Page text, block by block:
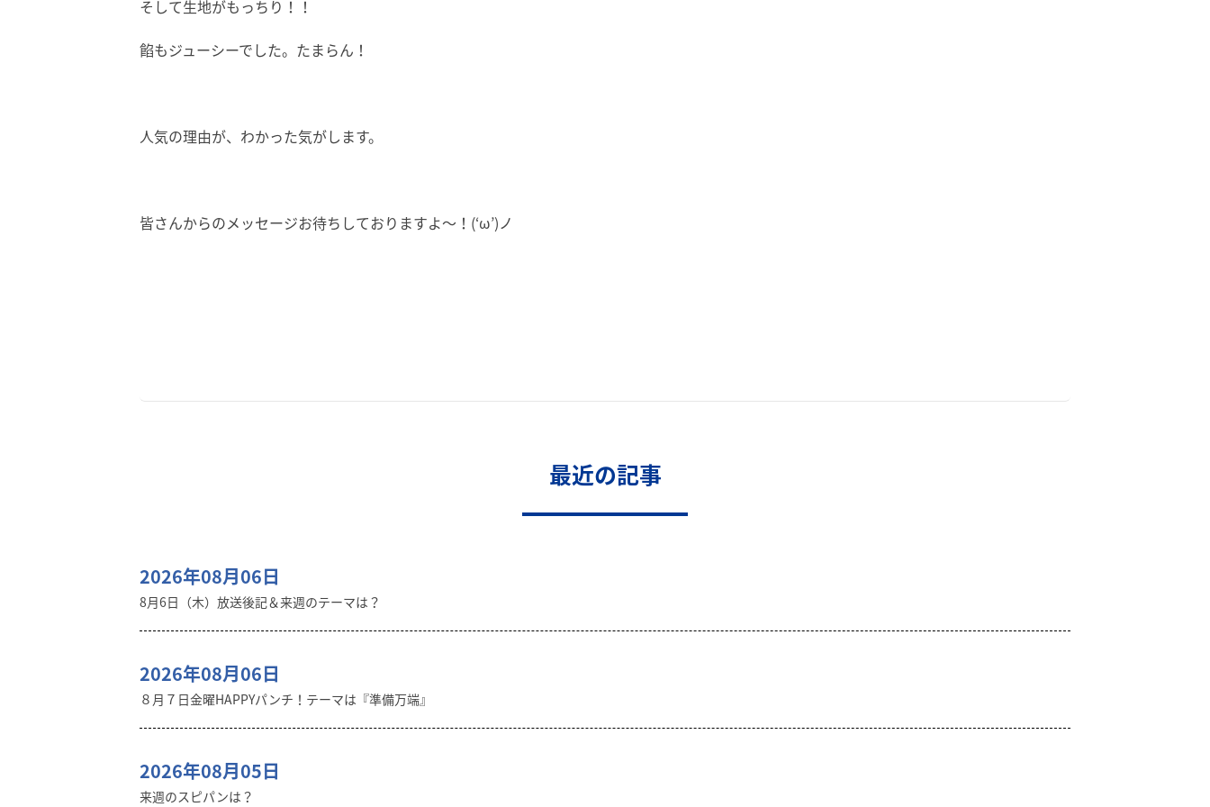
そして生地がもっちり！！
餡もジューシーでした。たまらん！
人気の理由が、わかった気がします。
皆さんからのメッセージお待ちしておりますよ～！(‘ω’)ノ
最近の記事
2026年08月06日
8月6日（木）放送後記＆来週のテーマは？
2026年08月06日
８月７日金曜HAPPYパンチ！テーマは『準備万端』
2026年08月05日
来週のスピパンは？